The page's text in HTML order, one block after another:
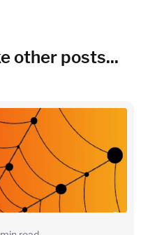
Azure, GCP)
(typical baseline
footprint
other posts...